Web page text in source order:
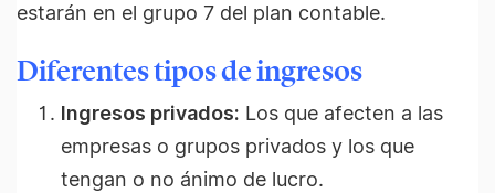
estarán en el grupo 7 del plan contable.
Diferentes tipos de ingresos
Ingresos privados: Los que afecten a las
empresas o grupos privados y los que
tengan o no ánimo de lucro.